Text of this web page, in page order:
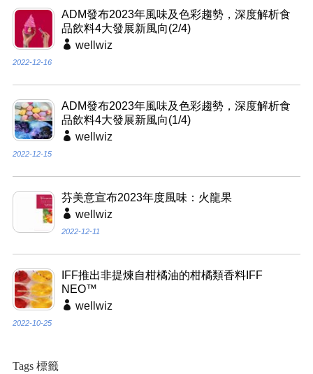
ADM發布2023年風味及色彩趨勢，深度解析食
品飲料4大發展新風向(2/4)
wellwiz
2022-12-16
ADM發布2023年風味及色彩趨勢，深度解析食
品飲料4大發展新風向(1/4)
wellwiz
2022-12-15
芬美意宣布2023年度風味：火龍果
wellwiz
2022-12-11
IFF推出非提煉自柑橘油的柑橘類香料IFF
NEO™
wellwiz
2022-10-25
Tags 標籤